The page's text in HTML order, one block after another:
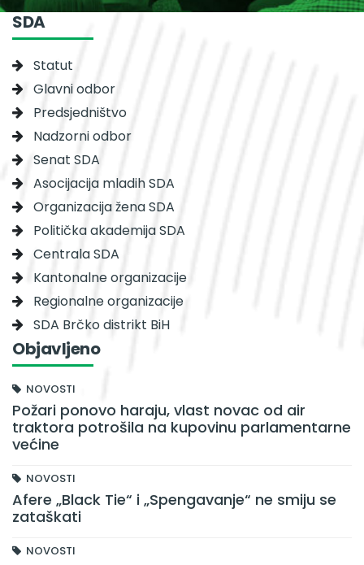
SDA
Statut
Glavni odbor
Predsjedništvo
Nadzorni odbor
Senat SDA
Asocijacija mladih SDA
Organizacija žena SDA
Politička akademija SDA
Centrala SDA
Kantonalne organizacije
Regionalne organizacije
SDA Brčko distrikt BiH
Objavljeno
NOVOSTI
Požari ponovo haraju, vlast novac od air
traktora potrošila na kupovinu parlamentarne
većine
NOVOSTI
Afere „Black Tie“ i „Spengavanje“ ne smiju se
zataškati
NOVOSTI